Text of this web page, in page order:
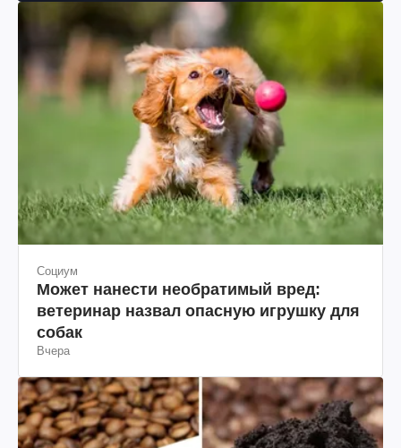
Социум
Может нанести необратимый вред:
ветеринар назвал опасную игрушку для
собак
Вчера